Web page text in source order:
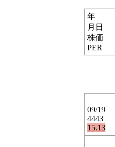
年
月日
株価
PER
09/19
4443
15.13